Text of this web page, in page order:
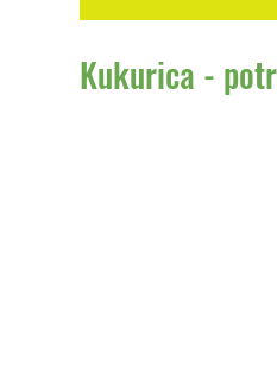
Kukurica -